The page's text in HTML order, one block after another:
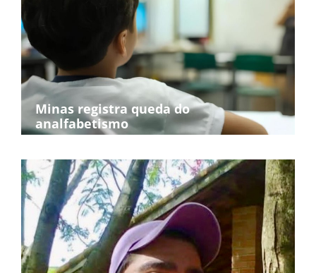
Minas registra queda do
analfabetismo